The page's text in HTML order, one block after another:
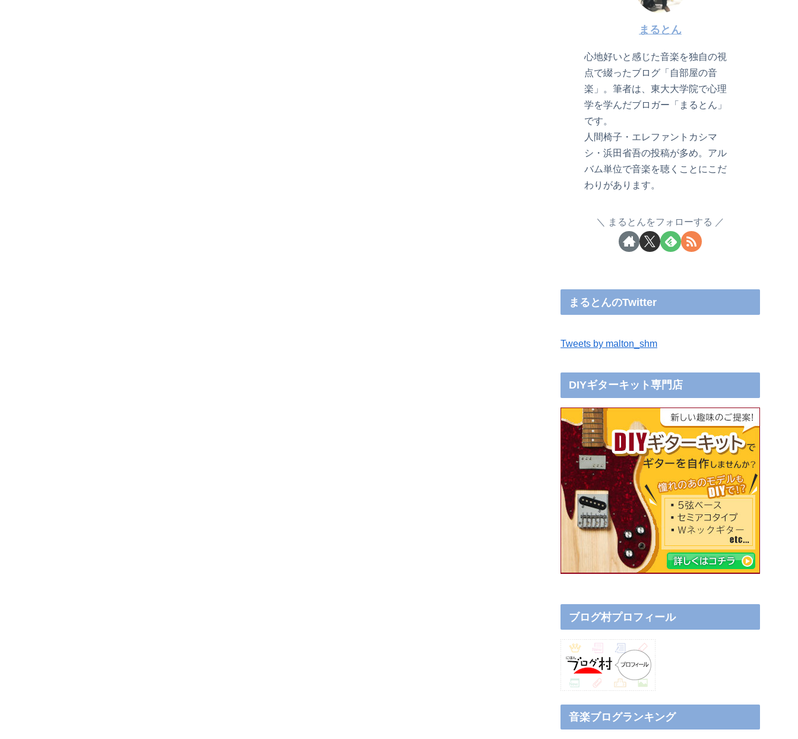
まるとん
心地好いと感じた音楽を独自の視
点で綴ったブログ「自部屋の音
楽」。筆者は、東大大学院で心理
学を学んだブロガー「まるとん」
です。
人間椅子・エレファントカシマ
シ・浜田省吾の投稿が多め。アル
バム単位で音楽を聴くことにこだ
わりがあります。
まるとんをフォローする
まるとんのTwitter
Tweets by malton_shm
DIYギターキット専門店
ブログ村プロフィール
音楽ブログランキング